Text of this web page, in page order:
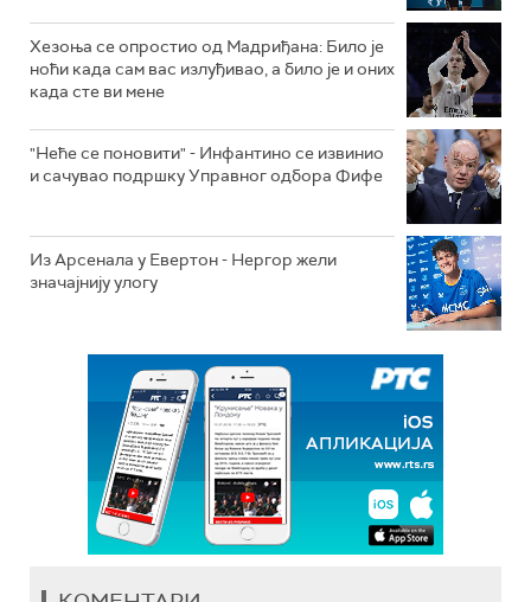
Хезоња се опростио од Мадриђана: Било је
ноћи када сам вас излуђивао, а било је и оних
када сте ви мене
"Неће се поновити" - Инфантино се извинио
и сачувао подршку Управног одбора Фифе
Из Арсенала у Евертон - Нергор жели
значајнију улогу